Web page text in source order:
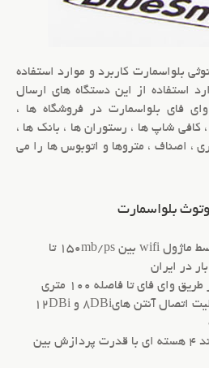
بلواسمارت کاربرد و موارد استفاده
استفاده از این دستگاه های ارسال
وای فای بلواسمارت در فروشگاه ها ،
، کافی شاپ ها ، رستوران ها ، بانک ها ،
، اصناف ، متروها و اتوبوس ها را می
بلواسمارت
سرعت اسال اطلاعات توسط ماژول wifi بین 150mb/ps تا
وای فای تا فاصله 100 متری
دارای آنتن 5DBi و قابلیت اتصال آنتن های8DBi و 12DBi
دارای پردازشگر قدرتمند 4 هسته ای با قدرت پردازش بین